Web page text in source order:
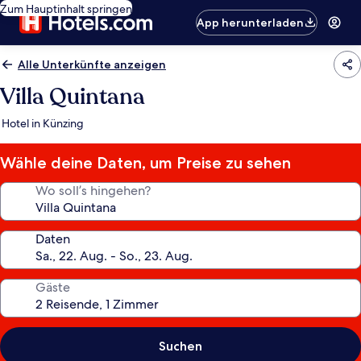
Zum Hauptinhalt springen
App herunterladen
Alle Unterkünfte anzeigen
Villa Quintana
Hotel in Künzing
Wähle deine Daten, um Preise zu sehen
Wo soll’s hingehen?
Daten
Gäste
Suchen